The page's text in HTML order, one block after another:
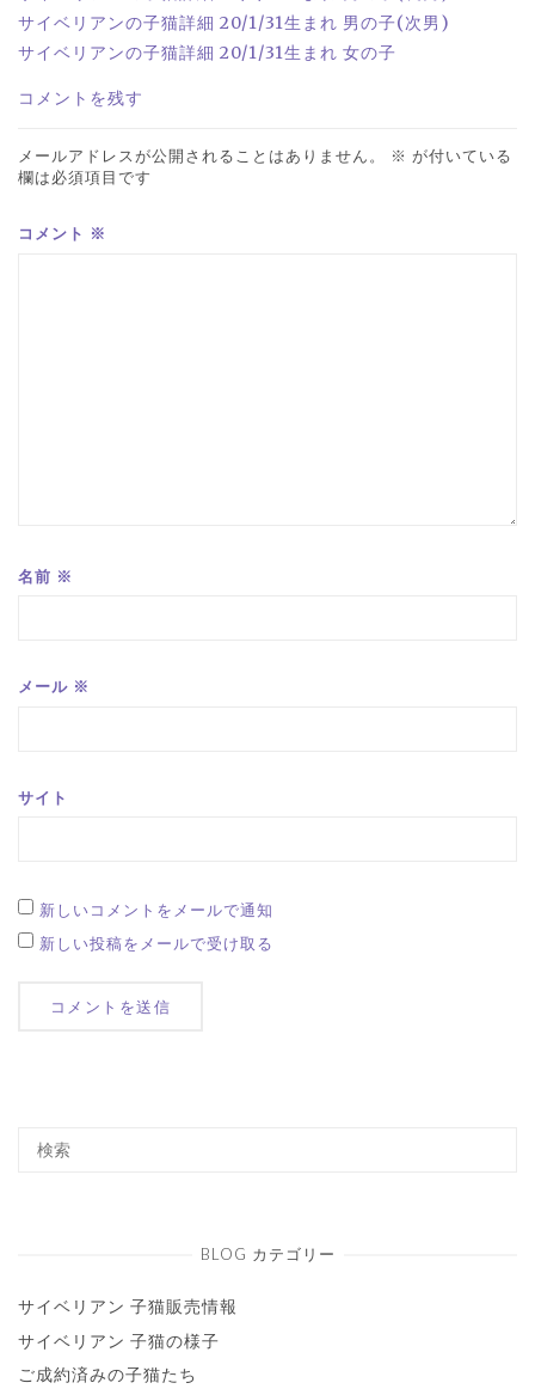
サイベリアンの子猫詳細 20/1/31生まれ 男の子(次男)
サイベリアンの子猫詳細 20/1/31生まれ 女の子
コメントを残す
メールアドレスが公開されることはありません。 ※ が付いている
欄は必須項目です
コメント ※
名前 ※
メール ※
サイト
新しいコメントをメールで通知
新しい投稿をメールで受け取る
BLOG カテゴリー
サイベリアン 子猫販売情報
サイベリアン 子猫の様子
ご成約済みの子猫たち